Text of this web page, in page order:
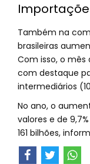
Também na
brasileiras
Com isso, o mês
com destaque
intermediários
No ano, o
valores e de
161 bilhões,